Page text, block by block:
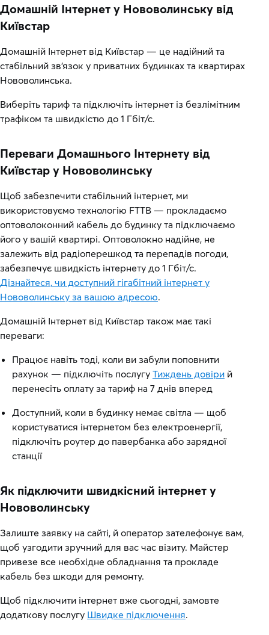
Домашній Інтернет у Нововолинську від
Київстар
Домашній Інтернет від Київстар — це надійний та
стабільний зв’язок у приватних будинках та квартирах
Нововолинська.
Виберіть тариф та підключіть інтернет із безлімітним
трафіком та швидкістю до 1 Гбіт/с.
Переваги Домашнього Інтернету від
Київстар у Нововолинську
Щоб забезпечити стабільний інтернет, ми
використовуємо технологію FTTB — прокладаємо
оптоволоконний кабель до будинку та підключаємо
його у вашій квартирі. Оптоволокно надійне, не
залежить від радіоперешкод та перепадів погоди,
забезпечує швидкість інтернету до 1 Гбіт/с.
Дізнайтеся, чи доступний гігабітний інтернет у
Нововолинську за вашою адресою.
Домашній Інтернет від Київстар також має такі
переваги:
Працює навіть тоді, коли ви забули поповнити
рахунок — підключіть послугу Тиждень довіри й
перенесіть оплату за тариф на 7 днів вперед
Доступний, коли в будинку немає світла — щоб
користуватися інтернетом без електроенергії,
підключіть роутер до павербанка або зарядної
станції
Як підключити швидкісний інтернет у
Нововолинську
Залиште заявку на сайті, й оператор зателефонує вам,
щоб узгодити зручний для вас час візиту. Майстер
привезе все необхідне обладнання та прокладе
кабель без шкоди для ремонту.
Щоб підключити інтернет вже сьогодні, замовте
додаткову послугу Швидке підключення.